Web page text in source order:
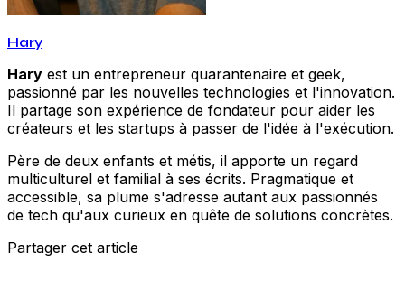
Hary
Hary est un entrepreneur quarantenaire et geek,
passionné par les nouvelles technologies et l'innovation.
Il partage son expérience de fondateur pour aider les
créateurs et les startups à passer de l'idée à l'exécution.
Père de deux enfants et métis, il apporte un regard
multiculturel et familial à ses écrits. Pragmatique et
accessible, sa plume s'adresse autant aux passionnés
de tech qu'aux curieux en quête de solutions concrètes.
Partager cet article